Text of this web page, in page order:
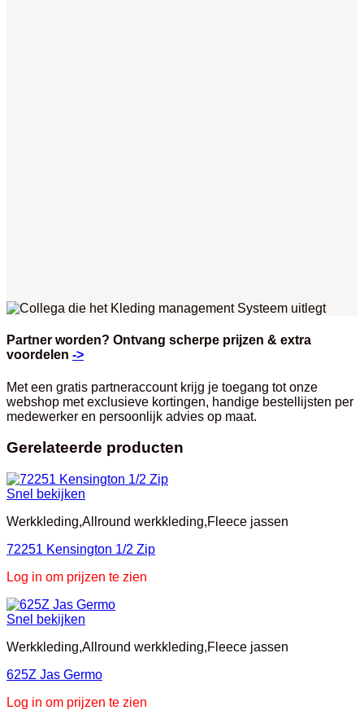
Partner worden? Ontvang scherpe prijzen & extra
voordelen ->
Met een gratis partneraccount krijg je toegang tot onze
webshop met exclusieve kortingen, handige bestellijsten per
medewerker en persoonlijk advies op maat.
Gerelateerde producten
Snel bekijken
Werkkleding,Allround werkkleding,Fleece jassen
72251 Kensington 1/2 Zip
Log in om prijzen te zien
Snel bekijken
Werkkleding,Allround werkkleding,Fleece jassen
625Z Jas Germo
Log in om prijzen te zien